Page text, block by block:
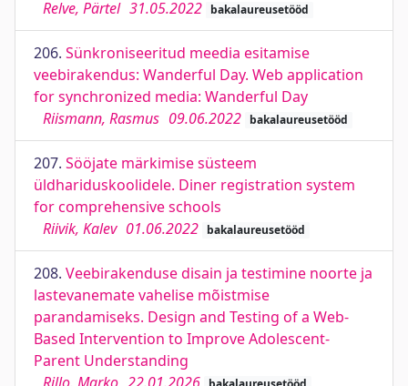
Relve, Pärtel 31.05.2022 bakalaureusetööd
206. Sünkroniseeritud meedia esitamise
veebirakendus: Wanderful Day. Web application
for synchronized media: Wanderful Day
Riismann, Rasmus 09.06.2022 bakalaureusetööd
207. Sööjate märkimise süsteem
üldhariduskoolidele. Diner registration system
for comprehensive schools
Riivik, Kalev 01.06.2022 bakalaureusetööd
208. Veebirakenduse disain ja testimine noorte ja
lastevanemate vahelise mõistmise
parandamiseks. Design and Testing of a Web-
Based Intervention to Improve Adolescent-
Parent Understanding